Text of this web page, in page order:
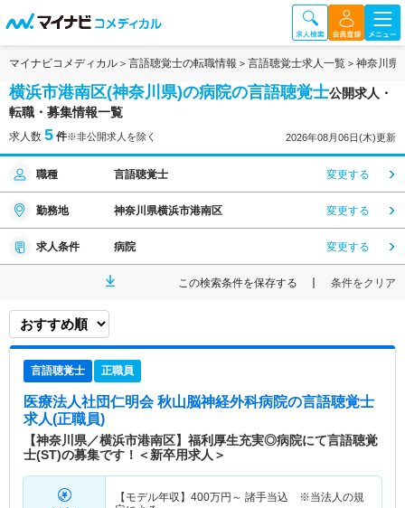
マイナビコメディカル 言語聴覚士の転職情報 言語聴覚士求人一覧 神奈川県
横浜市港南区(神奈川県)の病院の言語聴覚士公開求人・
転職・募集情報一覧
求人数 5 件※非公開求人を除く 2026年08月06日(木)更新
職種 言語聴覚士 変更する
勤務地 神奈川県横浜市港南区 変更する
求人条件 病院 変更する
この検索条件を保存する 条件をクリア
言語聴覚士 正職員
医療法人社団仁明会 秋山脳神経外科病院の言語聴覚士
求人(正職員)
【神奈川県／横浜市港南区】福利厚生充実◎病院にて言語聴覚
士(ST)の募集です！＜新卒用求人＞
【モデル年収】 400万円～ 諸手当込 ※当法人の規